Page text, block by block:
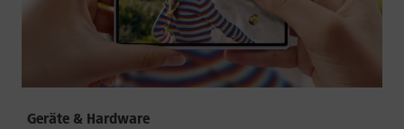
Geräte & Hardware